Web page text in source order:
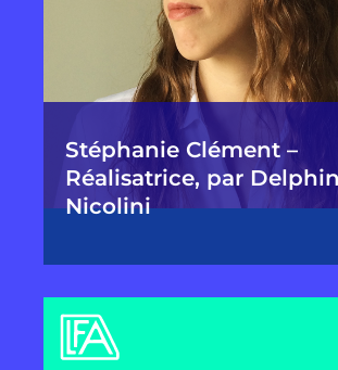
Stéphanie Clément –
Réalisatrice, par
Nicolini